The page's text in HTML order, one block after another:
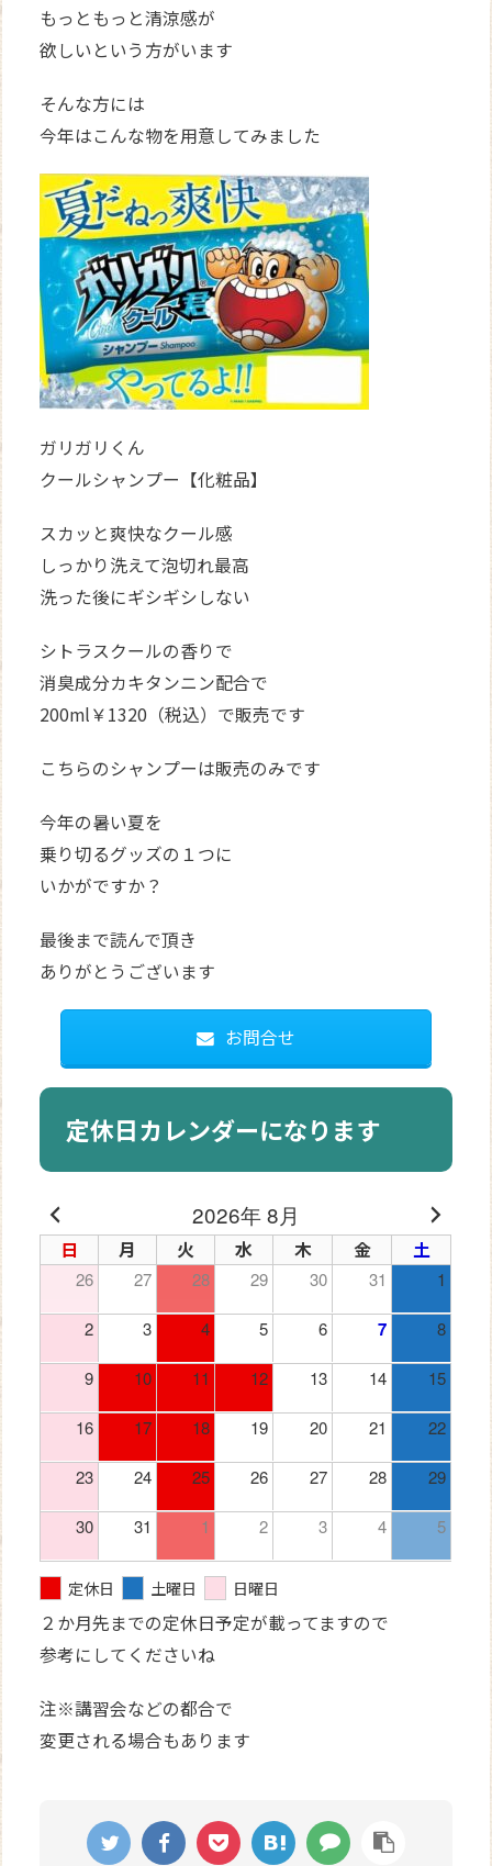
もっともっと清涼感が
欲しいという方がいます
そんな方には
今年はこんな物を用意してみました
ガリガリくん
クールシャンプー【化粧品】
スカッと爽快なクール感
しっかり洗えて泡切れ最高
洗った後にギシギシしない
シトラスクールの香りで
消臭成分カキタンニン配合で
200ml￥1320（税込）で販売です
こちらのシャンプーは販売のみです
今年の暑い夏を
乗り切るグッズの１つに
いかがですか？
最後まで読んで頂き
ありがとうございます
お問合せ
定休日カレンダーになります
2026年 8月
日 月 火 水 木 金 土
26 27 28 29 30 31 1
2 3 4 5 6 7 8
9 10 11 12 13 14 15
16 17 18 19 20 21 22
23 24 25 26 27 28 29
30 31 1 2 3 4 5
定休日 土曜日 日曜日
２か月先までの定休日予定が載ってますので
参考にしてくださいね
注※講習会などの都合で
変更される場合もあります